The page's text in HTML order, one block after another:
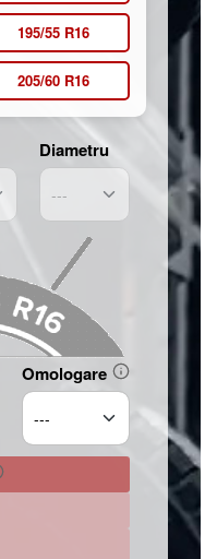
195/55 R16
205/60 R16
Diametru
Omologare